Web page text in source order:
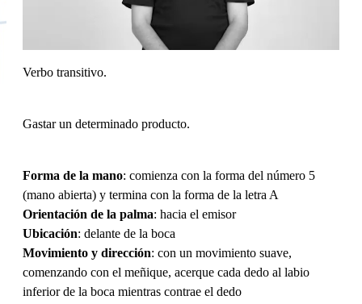
Verbo transitivo.
Gastar un determinado producto.
Forma de la mano: comienza con la forma del número 5
(mano abierta) y termina con la forma de la letra A
Orientación de la palma: hacia el emisor
Ubicación: delante de la boca
Movimiento y dirección: con un movimiento suave,
comenzando con el meñique, acerque cada dedo al labio
inferior de la boca mientras contrae el dedo